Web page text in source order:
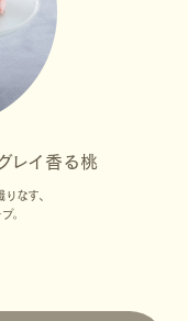
レイ香る桃
なす、
。